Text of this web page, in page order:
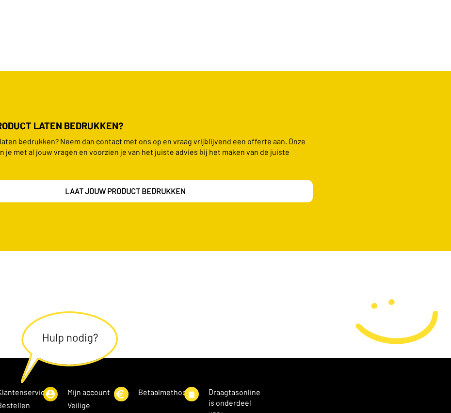
LATEN BEDRUKKEN?
bedrukken? Neem dan contact met ons op en vraag vrijblijvend een offerte aan. Onze
je met al jouw vragen en voorzien je van het juiste advies bij het maken van de juiste
LAAT JOUW PRODUCT BEDRUKKEN
Mijn account
Veilige
Betaalmethoden
Draagtasonline
is onderdeel